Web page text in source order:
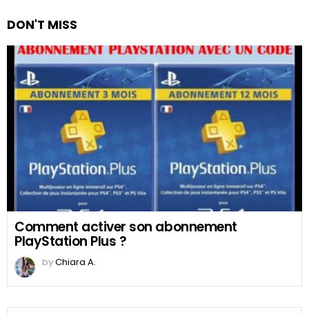
DON'T MISS
Comment activer son abonnement
PlayStation Plus ?
byChiara A.